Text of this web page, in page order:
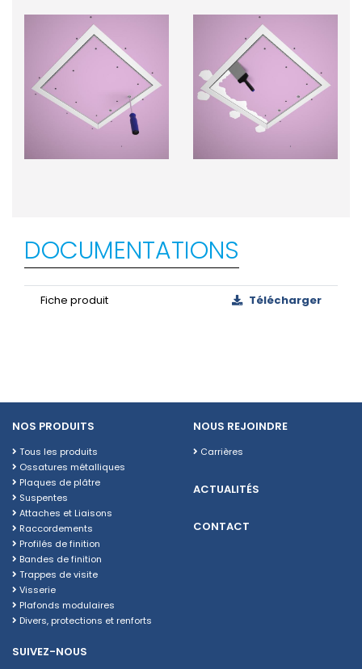
DOCUMENTATIONS
Fiche produit Télécharger
NOS PRODUITS
Tous les produits
Ossatures métalliques
Plaques de plâtre
Suspentes
Attaches et Liaisons
Raccordements
Profilés de finition
Bandes de finition
Trappes de visite
Visserie
Plafonds modulaires
Divers, protections et renforts
NOUS REJOINDRE
Carrières
ACTUALITÉS
CONTACT
SUIVEZ-NOUS